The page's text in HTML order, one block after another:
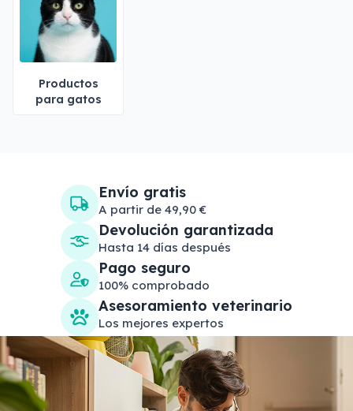
Productos
para gatos
Envío gratis
A partir de 49,90 €
Devolución garantizada
Hasta 14 días después
Pago seguro
100% comprobado
Asesoramiento veterinario
Los mejores expertos